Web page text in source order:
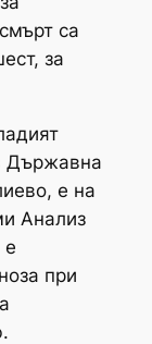
са
за
Държавна
е на
Анализ
е
при